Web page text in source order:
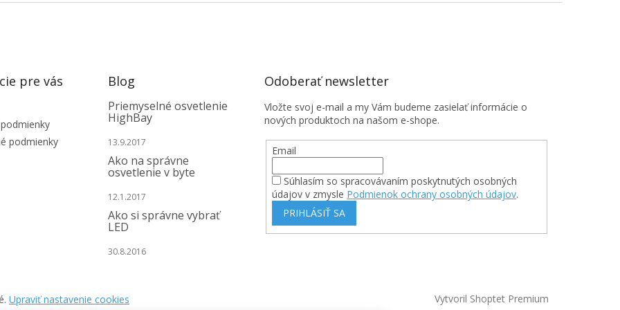
pre vás
podmienky
Blog
Priemyselné osvetlenie
HighBay
13.9.2017
Ako na správne
osvetlenie v byte
12.1.2017
Ako si správne vybrať
LED
30.8.2016
Odoberať newsletter
Vložte svoj e-mail a my Vám budeme zasielať informácie o
nových produktoch na našom e-shope.
Email
Súhlasím so spracovávaním poskytnutých osobných
údajov v zmysle Podmienok ochrany osobných údajov.
PRIHLÁSIŤ SA
Vytvoril Shoptet Premium
Upraviť nastavenie cookies